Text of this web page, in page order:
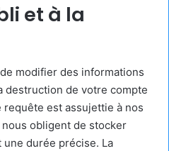
et à la
modifier des informations
destruction de votre compte
est assujettie à nos
obligent de stocker
durée précise. La